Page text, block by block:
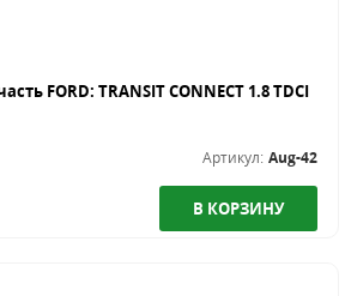
FORD: TRANSIT CONNECT 1.8 TDCI
Артикул: Aug-42